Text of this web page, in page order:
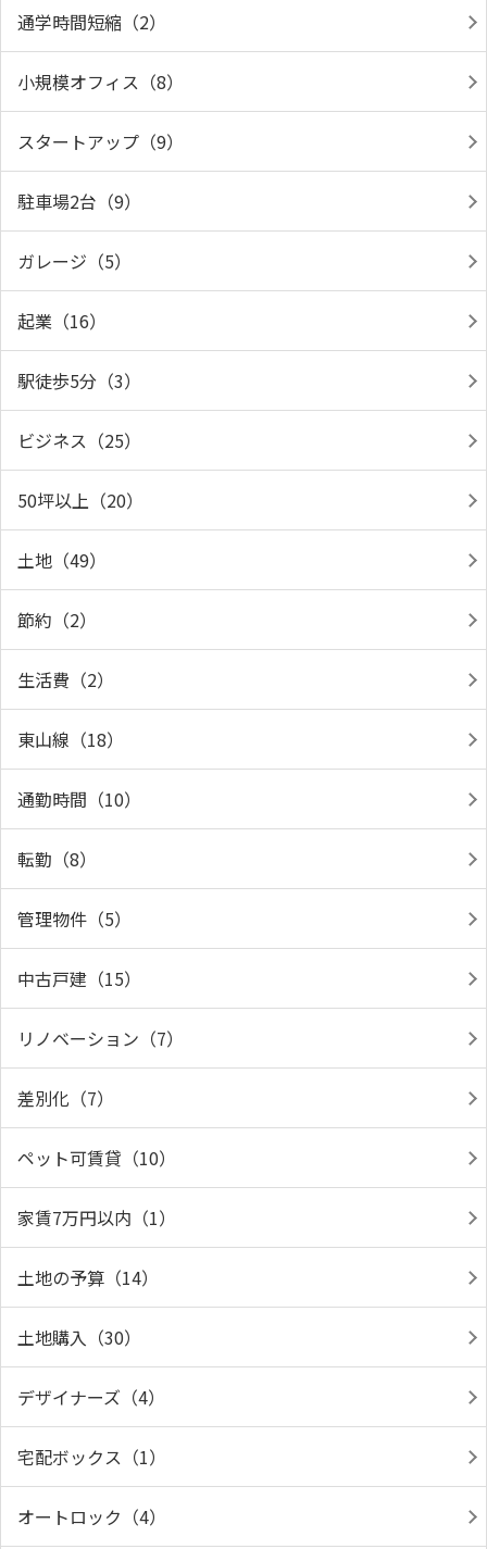
通学時間短縮（2）
小規模オフィス（8）
スタートアップ（9）
駐車場2台（9）
ガレージ（5）
起業（16）
駅徒歩5分（3）
ビジネス（25）
50坪以上（20）
土地（49）
節約（2）
生活費（2）
東山線（18）
通勤時間（10）
転勤（8）
管理物件（5）
中古戸建（15）
リノベーション（7）
差別化（7）
ペット可賃貸（10）
家賃7万円以内（1）
土地の予算（14）
土地購入（30）
デザイナーズ（4）
宅配ボックス（1）
オートロック（4）